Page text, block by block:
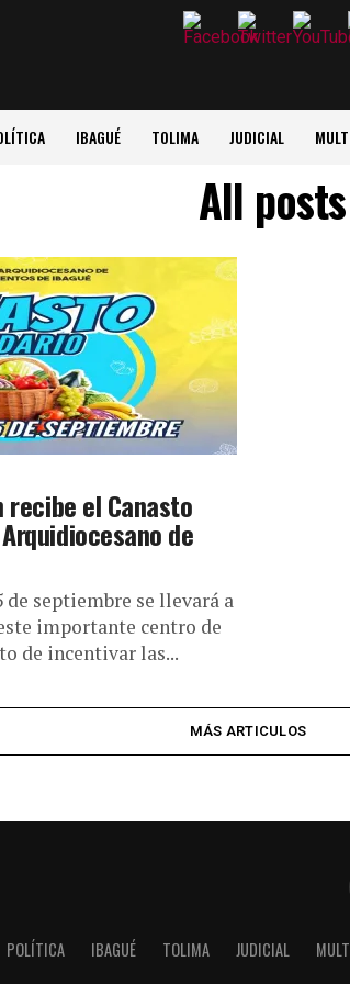
IBAGUÉ TOLIMA JUDICIAL
All
recibe el Canasto
de
de septiembre se llevará a
importante centro de
de incentivar las...
MÁS ARTICULOS
POLÍTICA IBAGUÉ TOLIMA JUDICIAL